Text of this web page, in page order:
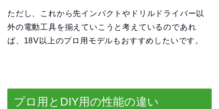
ただし、これから先インパクトやドリルドライバー以
外の電動工具を揃えていこうと考えているのであれ
ば、18V以上のプロ用モデルもおすすめしたいです。
プロ用とDIY用の性能の違い